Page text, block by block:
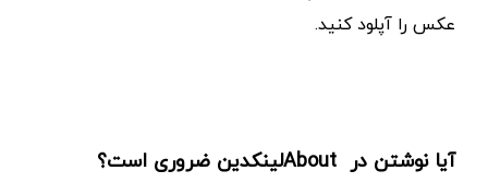
می‌تواند نگاهی مستقیم به مخاطبتان باشد و در عمق